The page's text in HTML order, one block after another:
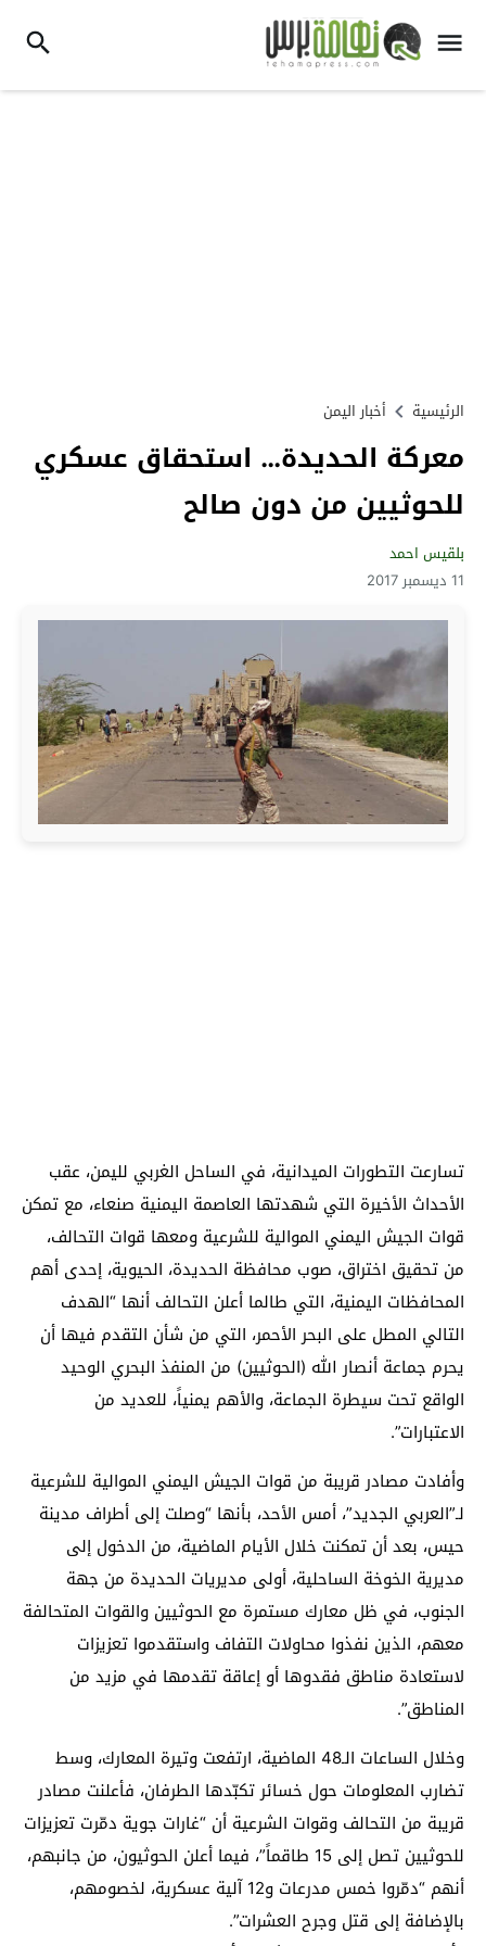
الرئيسية أخبار اليمن
معركة الحديدة… استحقاق عسكري
للحوثيين من دون صالح
بلقيس احمد
11 ديسمبر 2017
تسارعت التطورات الميدانية، في الساحل الغربي لليمن، عقب
الأحداث الأخيرة التي شهدتها العاصمة اليمنية صنعاء، مع تمكن
قوات الجيش اليمني الموالية للشرعية ومعها قوات التحالف،
من تحقيق اختراق، صوب محافظة الحديدة، الحيوية، إحدى أهم
المحافظات اليمنية، التي طالما أعلن التحالف أنها “الهدف
التالي المطل على البحر الأحمر، التي من شأن التقدم فيها أن
يحرم جماعة أنصار الله (الحوثيين) من المنفذ البحري الوحيد
الواقع تحت سيطرة الجماعة، والأهم يمنياً، للعديد من
الاعتبارات”.
وأفادت مصادر قريبة من قوات الجيش اليمني الموالية للشرعية
لـ”العربي الجديد”، أمس الأحد، بأنها “وصلت إلى أطراف مدينة
حيس، بعد أن تمكنت خلال الأيام الماضية، من الدخول إلى
مديرية الخوخة الساحلية، أولى مديريات الحديدة من جهة
الجنوب، في ظل معارك مستمرة مع الحوثيين والقوات المتحالفة
معهم، الذين نفذوا محاولات التفاف واستقدموا تعزيزات
لاستعادة مناطق فقدوها أو إعاقة تقدمها في مزيد من
المناطق”.
وخلال الساعات الـ48 الماضية، ارتفعت وتيرة المعارك، وسط
تضارب المعلومات حول خسائر تكبّدها الطرفان، فأعلنت مصادر
قريبة من التحالف وقوات الشرعية أن “غارات جوية دمّرت تعزيزات
للحوثيين تصل إلى 15 طاقماً”، فيما أعلن الحوثيون، من جانبهم،
أنهم “دمّروا خمس مدرعات و12 آلية عسكرية، لخصومهم،
بالإضافة إلى قتل وجرح العشرات”.